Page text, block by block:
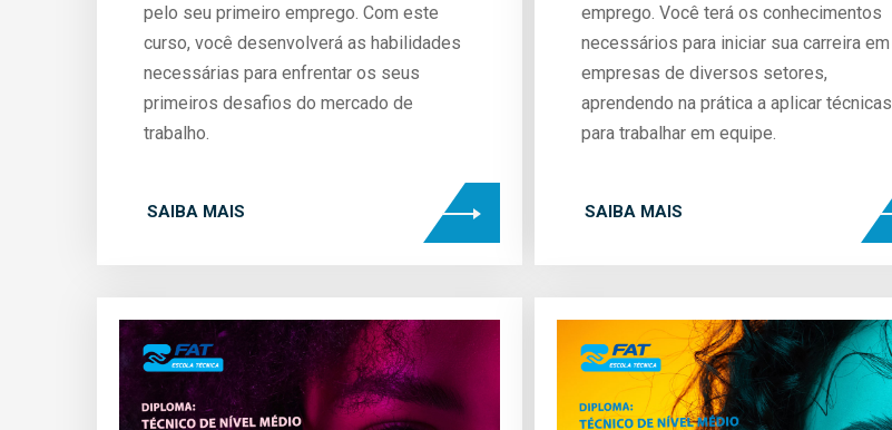
pelo seu primeiro emprego. Com este
curso, você desenvolverá as habilidades
necessárias para enfrentar os seus
primeiros desafios do mercado de
trabalho.
SAIBA MAIS
emprego. Você terá os conhecimentos
necessários para iniciar sua carreira em
empresas de diversos setores,
aprendendo na prática a aplicar técnicas
para trabalhar em equipe.
SAIBA MAIS